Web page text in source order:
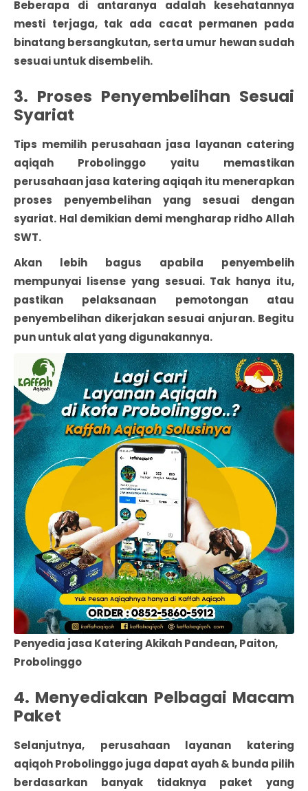
Beberapa di antaranya adalah kesehatannya
mesti terjaga, tak ada cacat permanen pada
binatang bersangkutan, serta umur hewan sudah
sesuai untuk disembelih.
3. Proses Penyembelihan Sesuai
Syariat
Tips memilih perusahaan jasa layanan catering
aqiqah Probolinggo yaitu memastikan
perusahaan jasa katering aqiqah itu menerapkan
proses penyembelihan yang sesuai dengan
syariat. Hal demikian demi mengharap ridho Allah
SWT.
Akan lebih bagus apabila penyembelih
mempunyai lisense yang sesuai. Tak hanya itu,
pastikan pelaksanaan pemotongan atau
penyembelihan dikerjakan sesuai anjuran. Begitu
pun untuk alat yang digunakannya.
Penyedia jasa Katering Akikah Pandean, Paiton,
Probolinggo
4. Menyediakan Pelbagai Macam
Paket
Selanjutnya, perusahaan layanan katering
aqiqoh Probolinggo juga dapat ayah & bunda pilih
berdasarkan banyak tidaknya paket yang